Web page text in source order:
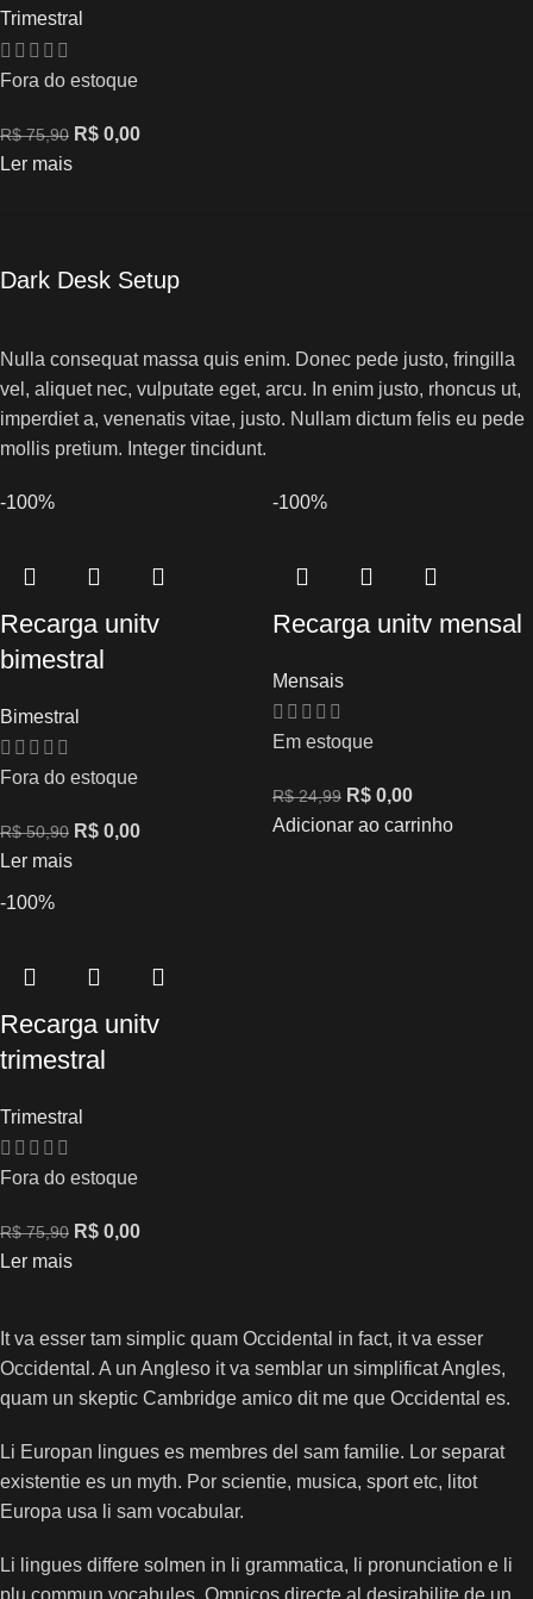
Trimestral
Fora do estoque
R$75,90 R$ 0,00
Ler mais
Dark Desk Setup
Nulla consequat massa quis enim. Donec pede justo, fringilla
vel, aliquet nec, vulputate eget, arcu. In enim justo, rhoncus ut,
imperdiet a, venenatis vitae, justo. Nullam dictum felis eu pede
mollis pretium. Integer tincidunt.
-100%
Recarga unitv
bimestral
Bimestral
Fora do estoque
R$50,90 R$ 0,00
Ler mais
-100%
Recarga unitv mensal
Mensais
Em estoque
R$24,99 R$ 0,00
Adicionar ao carrinho
-100%
Recarga unitv
trimestral
Trimestral
Fora do estoque
R$75,90 R$ 0,00
Ler mais
It va esser tam simplic quam Occidental in fact, it va esser
Occidental. A un Angleso it va semblar un simplificat Angles,
quam un skeptic Cambridge amico dit me que Occidental es.
Li Europan lingues es membres del sam familie. Lor separat
existentie es un myth. Por scientie, musica, sport etc, litot
Europa usa li sam vocabular.
Li lingues differe solmen in li grammatica, li pronunciation e li
plu commun vocabules. Omnicos directe al desirabilite de un